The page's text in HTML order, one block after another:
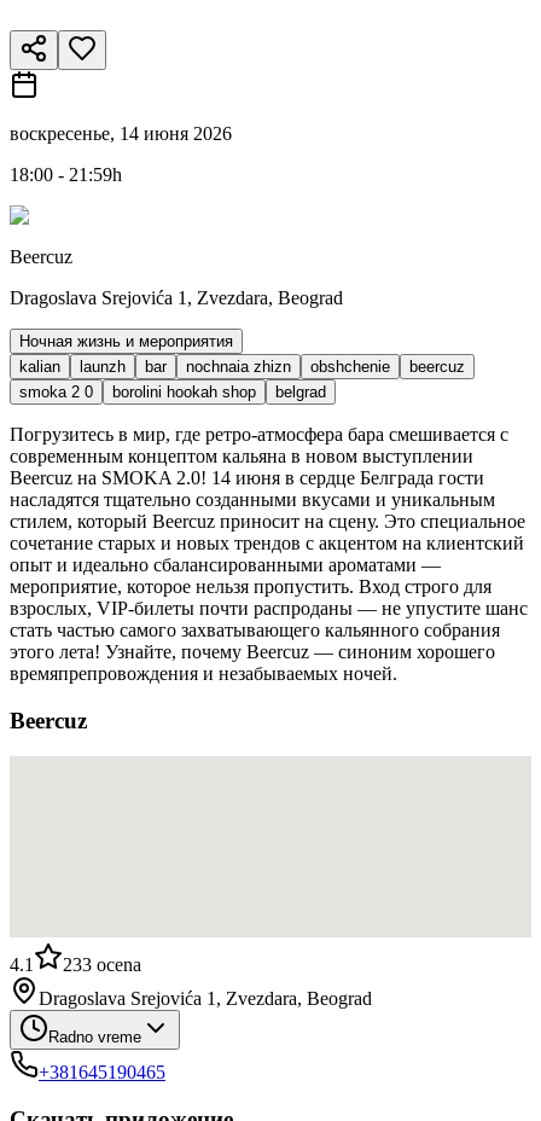
воскресенье, 14 июня 2026
18:00 - 21:59h
Beercuz
Dragoslava Srejovića 1, Zvezdara, Beograd
Ночная жизнь и мероприятия
kalian
launzh bar nochnaia zhizn obshchenie
beercuz
smoka 2 0
borolini hookah shop belgrad
Погрузитесь в мир, где ретро-атмосфера бара смешивается с
современным концептом кальяна в новом выступлении
Beercuz на SMOKA 2.0! 14 июня в сердце Белграда гости
насладятся тщательно созданными вкусами и уникальным
стилем, который Beercuz приносит на сцену. Это специальное
сочетание старых и новых трендов с акцентом на клиентский
опыт и идеально сбалансированными ароматами —
мероприятие, которое нельзя пропустить. Вход строго для
взрослых, VIP-билеты почти распроданы — не упустите шанс
стать частью самого захватывающего кальянного собрания
этого лета! Узнайте, почему Beercuz — синоним хорошего
времяпрепровождения и незабываемых ночей.
Beercuz
4.1 233 ocena
Dragoslava Srejovića 1, Zvezdara, Beograd
Radno vreme
+381645190465